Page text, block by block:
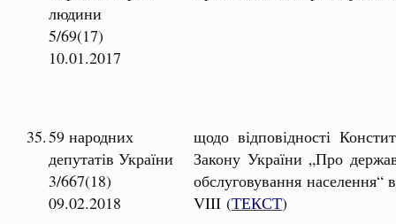
людини
5/69(17)
10.01.2017
35.59 народних
депутатів України
3/667(18)
09.02.2018
щодо відповідності
Закону України „Про
обслуговування
VIII (ТЕКСТ)